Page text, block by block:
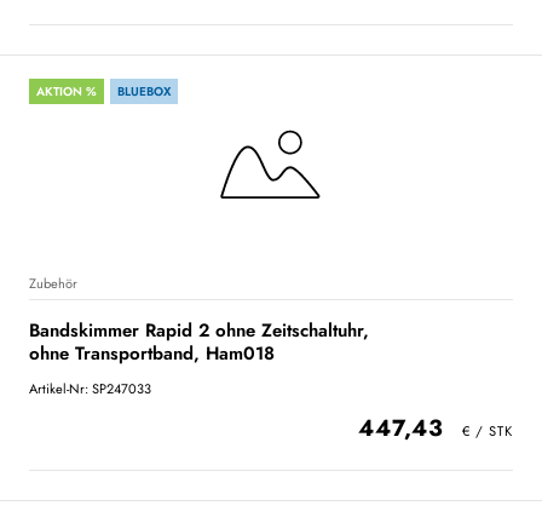
AKTION % BLUEBOX
Zubehör
Bandskimmer Rapid 2 ohne Zeitschaltuhr,
ohne Transportband, Ham018
Artikel-Nr: SP247033
447,43